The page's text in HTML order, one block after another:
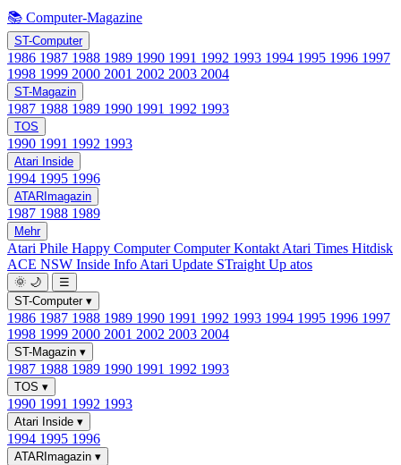
📚 Computer-Magazine
ST-Computer
1986 1987 1988 1989 1990 1991 1992 1993 1994 1995 1996 1997
1998 1999 2000 2001 2002 2003 2004
ST-Magazin
1987 1988 1989 1990 1991 1992 1993
TOS
1990 1991 1992 1993
Atari Inside
1994 1995 1996
ATARImagazin
1987 1988 1989
Mehr
Atari Phile Happy ComputerComputer Kontakt Atari Times Hitdisk
ACE NSW Inside Info Atari Update STraight Up atos
🌞 🌙
☰
ST-Computer ▾
1986 1987 1988 1989 1990 1991 1992 1993 1994 1995 1996 1997
1998 1999 2000 2001 2002 2003 2004
ST-Magazin ▾
1987 1988 1989 1990 1991 1992 1993
TOS ▾
1990 1991 1992 1993
Atari Inside ▾
1994 1995 1996
ATARImagazin ▾